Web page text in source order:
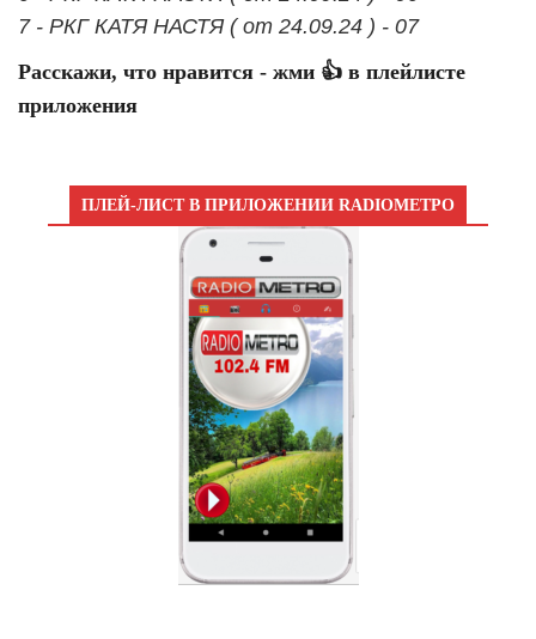
7 - РКГ КАТЯ НАСТЯ ( от 24.09.24 ) - 07
Расскажи, что нравится - жми 👍 в плейлисте
приложения
ПЛЕЙ-ЛИСТ В ПРИЛОЖЕНИИ RADIOМЕТРО